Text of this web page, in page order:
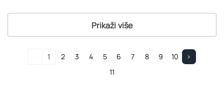
Prikaži više
1 2 3 4 5 6 7 8 9 10
>
11